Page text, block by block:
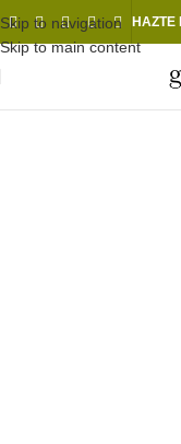
Skip to navigation
Skip to main content
HAZTE